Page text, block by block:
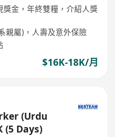
金，年終雙糧，介紹人獎
親屬)，人壽及意外保險
$16K-18K/月
(Urdu
(5 Days)